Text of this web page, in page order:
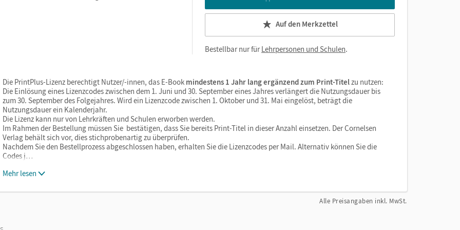
Auf den Merkzettel
Bestellbar nur fürLehrpersonen und Schulen.
Die PrintPlus-Lizenz berechtigt Nutzer/-innen, das E-Book mindestens 1 Jahr lang ergänzend zum Print-Titelzu nutzen:
Die Einlösung eines Lizenzcodes zwischen dem 1. Juni und 30. September eines Jahres verlängert die Nutzungsdauer bis
zum 30. September des Folgejahres. Wird ein Lizenzcode zwischen 1. Oktober und 31. Mai eingelöst, beträgt die
Nutzungsdauer ein Kalenderjahr.
Die Lizenz kann nur von Lehrkräften und Schulen erworben werden.
Im Rahmen der Bestellung müssen Sie bestätigen, dass Sie bereits Print-Titel in dieser Anzahl einsetzen. Der Cornelsen
Verlag behält sich vor, dies stichprobenartig zu überprüfen.
Nachdem Sie den Bestellprozess abgeschlossen haben, erhalten Sie die Lizenzcodes per Mail. Alternativ können Sie die
Codes j…
Mehr lesen
Alle Preisangaben inkl. MwSt.